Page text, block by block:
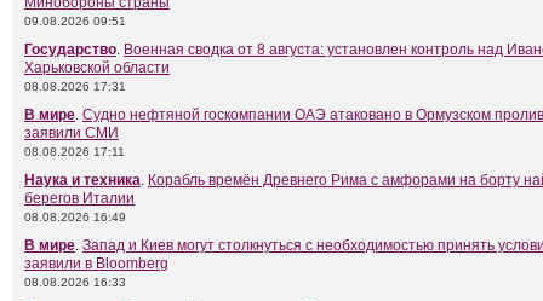
09.08.2026 09:51
Государство. Военная сводка от 8 августа: установлен контроль над
Харьковской области
08.08.2026 17:31
В мире. Судно нефтяной госкомпании ОАЭ атаковано в Ормузском
заявили СМИ
08.08.2026 17:11
Наука и техника. Корабль времён Древнего Рима с амфорами на борту
берегов Италии
08.08.2026 16:49
В мире. Запад и Киев могут столкнуться с необходимостью принять
заявили в Bloomberg
08.08.2026 16:33